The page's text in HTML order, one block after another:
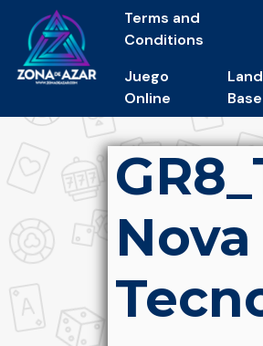
Terms and
Conditions
Juego
Online
Land